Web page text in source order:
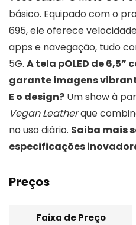
básico. Equipado com o
695, ele oferece
apps e navegação, tudo
5G. A tela pOLED de 6,5”
garante imagens
E o design? Um show à
Vegan Leatherque
no uso diário. Saiba mais
especificações
Preços
Faixa de Preço